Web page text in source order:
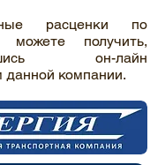
расценки по
получить,
он-лайн
данной компании.